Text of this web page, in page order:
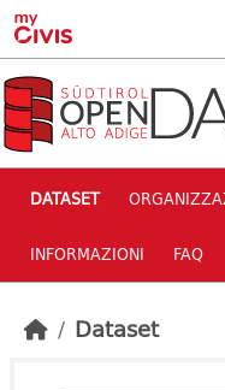
Skip to main content
DATASET
INFORMAZIONI FAQ
Dataset